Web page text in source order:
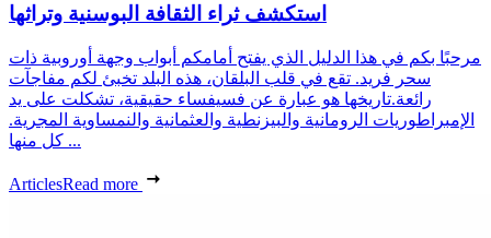
استكشف ثراء الثقافة البوسنية وتراثها
مرحبًا بكم في هذا الدليل الذي يفتح أمامكم أبواب وجهة أوروبية ذات
سحر فريد. تقع في قلب البلقان، هذه البلد تخبئ لكم مفاجآت
رائعة.تاريخها هو عبارة عن فسيفساء حقيقية، تشكلت على يد
الإمبراطوريات الرومانية والبيزنطية والعثمانية والنمساوية المجرية.
كل منها ...
ArticlesRead more